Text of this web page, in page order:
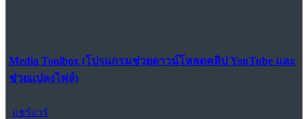
Media Toolbox (โปรแกรมช่วยดาวน์โหลดคลิป YouTube และ
ช่วยแปลงไฟล์)
แชร์แวร์